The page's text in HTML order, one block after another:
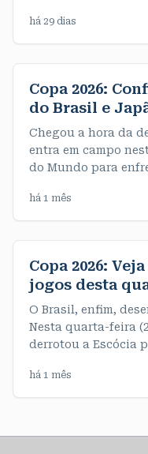
conquistaram o
invicta. Nossos
há 29 dias
Copa 2026:
do Brasil e
Chegou a hora da
entra em campo
do Mundo para
às 13h (horário de
não há espaço para
há 1 mês
Copa 2026:
jogos desta
O Brasil, enfim,
Nesta quarta-feira
derrotou a Escócia
garantiu o primeiro
terminar o grupo na
há 1 mês